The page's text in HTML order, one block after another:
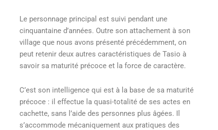
Le personnage principal est suivi pendant une
cinquantaine d’années. Outre son attachement à son
village que nous avons présenté précédemment, on
peut retenir deux autres caractéristiques de Tasio à
savoir sa maturité précoce et la force de caractère.
C’est son intelligence qui est à la base de sa maturité
précoce : il effectue la quasi-totalité de ses actes en
cachette, sans l’aide des personnes plus âgées. Il
s’accommode mécaniquement aux pratiques des